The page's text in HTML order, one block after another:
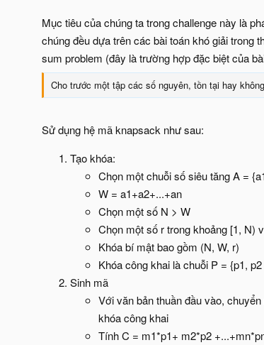
Mục tiêu của chúng ta trong challenge này là
chúng đều dựa trên các bài toán khó giải
sum problem (đây là trường hợp đặc biệt của
Cho trước một tập các số nguyên, tồn tại hay
Sử dụng hệ mã knapsack như sau:
Tạo khóa:
Chọn một chuỗi số siêu tăng A =
W = a1+a2+...+an
Chọn một số N > W
Chọn một số r trong khoảng [1, N)
Khóa bí mật bao gồm (N, W, r)
Khóa công khai là chuỗi P = {p1,
Sinh mã
Với văn bản thuần đầu vào,
khóa công khai
Tính C = m1*p1+ m2*p2